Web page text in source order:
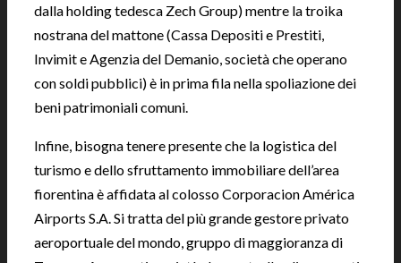
dalla holding tedesca Zech Group) mentre la troika
nostrana del mattone (Cassa Depositi e Prestiti,
Invimit e Agenzia del Demanio, società che operano
con soldi pubblici) è in prima fila nella spoliazione dei
beni patrimoniali comuni.
Infine, bisogna tenere presente che la logistica del
turismo e dello sfruttamento immobiliare dell’area
fiorentina è affidata al colosso Corporacion América
Airports S.A. Si tratta del più grande gestore privato
aeroportuale del mondo, gruppo di maggioranza di